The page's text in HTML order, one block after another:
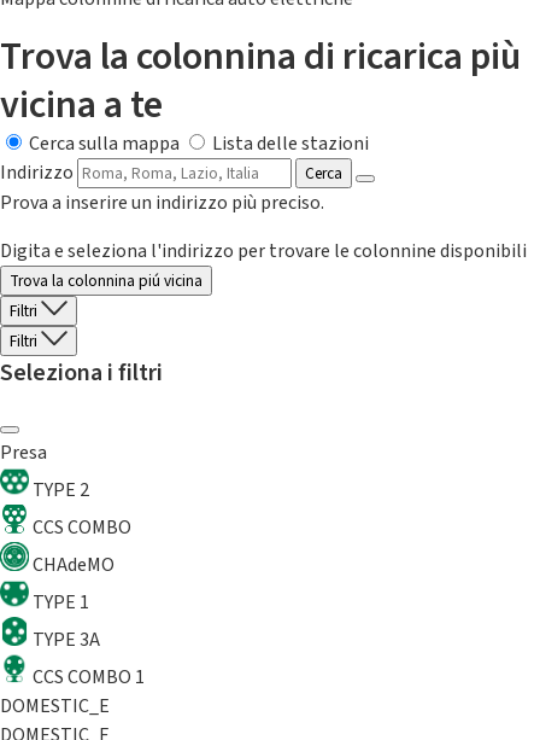
Trova la colonnina di ricarica più
vicina a te
Cerca sulla mappa
Lista delle stazioni
Indirizzo
Cerca
Prova a inserire un indirizzo più preciso.
Digita e seleziona l'indirizzo per trovare le colonnine disponibili
Trova la colonnina piú vicina
Filtri
Filtri
Seleziona i filtri
Presa
TYPE 2
CCS COMBO
CHAdeMO
TYPE 1
TYPE 3A
CCS COMBO 1
DOMESTIC_E